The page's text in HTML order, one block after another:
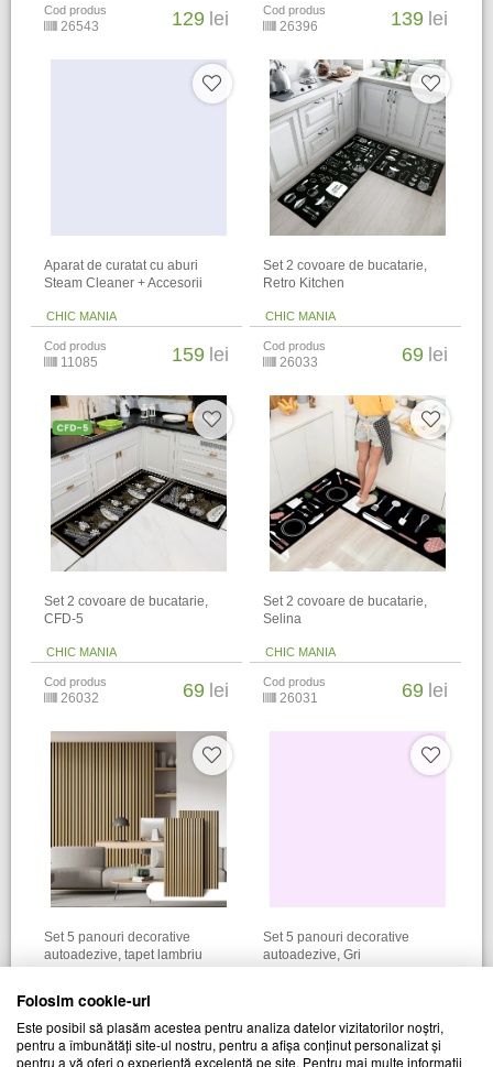
Cod produs
26543 129 lei Cod produs
26396 139 lei
Aparat de curatat cu aburi
Steam Cleaner + Accesorii
CHIC MANIA
Cod produs
11085 159 lei
​Set 2 covoare de bucatarie,
Retro Kitchen
CHIC MANIA
Cod produs
26033 69 lei
​Set 2 covoare de bucatarie,
CFD-5
CHIC MANIA
Cod produs
26032 69 lei
​Set 2 covoare de bucatarie,
Selina
CHIC MANIA
Cod produs
26031 69 lei
Set 5 panouri decorative
autoadezive, tapet lambriu
26877 79 lei
Set 5 panouri decorative
autoadezive, Gri
28127 79 lei
Folosim cookie-uri
Este posibil să plasăm acestea pentru analiza datelor vizitatorilor noștri,
pentru a îmbunătăți site-ul nostru, pentru a afișa conținut personalizat și
pentru a vă oferi o experiență excelentă pe site. Pentru mai multe informații